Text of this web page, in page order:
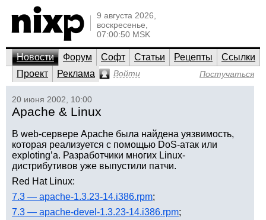
9 августа 2026,
воскресенье,
07:00:50 MSK
Новости Форум Софт Статьи Рецепты
Ссылки
Проект
Реклама Войти Постучаться
20 июня 2002, 10:00
Apache & Linux
В web-сервере Apache была найдена уязвимость,
которая реализуется с помощью DoS-атак или
exploting’а. Разработчики многих Linux-
дистрибутивов уже выпустили патчи.
Red Hat Linux:
7.3 — apache-1.3.23-14.i386.rpm;
7.3 — apache-devel-1.3.23-14.i386.rpm;